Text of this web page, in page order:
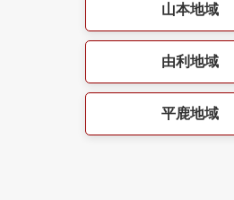
山本地域
由利地域
平鹿地域